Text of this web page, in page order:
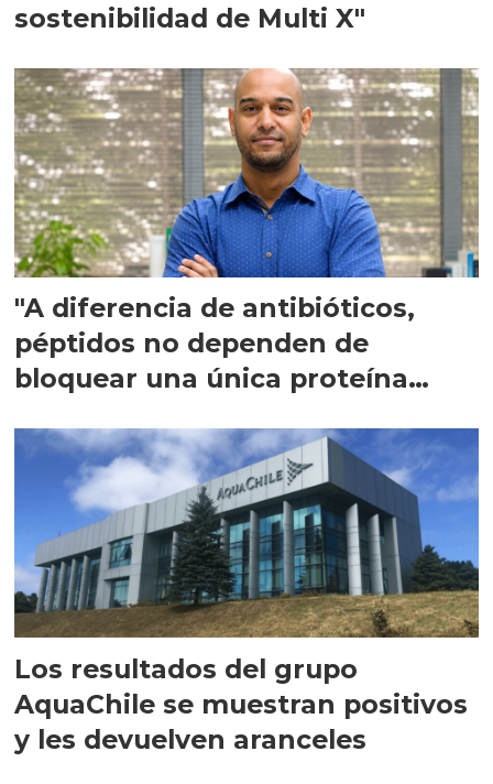
sostenibilidad de Multi X"
"A diferencia de antibióticos,
péptidos no dependen de
bloquear una única proteína
Los resultados del grupo
AquaChile se muestran positivos
y les devuelven aranceles